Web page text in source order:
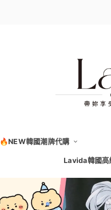
🔥NEW韓國潮牌代購
Lavida韓國高